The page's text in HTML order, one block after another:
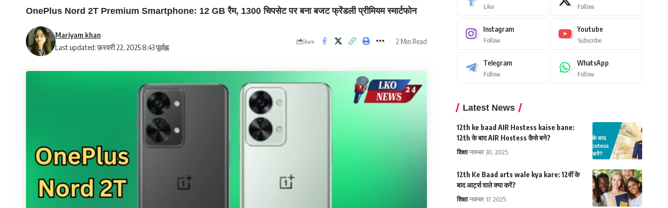
OnePlus Nord 2T Premium Smartphone: 12 GB रैम, 1300 चिपसेट पर बना बजट फ्रेंडली प्रीमियम स्मार्टफोन
Last updated: फ़रवरी 22, 2025 8:43 पूर्वाह्न
Mariyam khan
Share 2 Min Read
Like Follow
Instagram
Follow
Youtube
Subscribe
Telegram
Follow
WhatsApp
Follow
Latest News
12th ke baad AIR Hostess kaise bane:
12th के बाद AIR Hostess कैसे बने?
शिक्षा नवम्बर 30, 2025
12th Ke Baad arts wale kya kare: 12वीं के
बाद आर्ट्स वाले क्या करें?
शिक्षा नवम्बर 17, 2025